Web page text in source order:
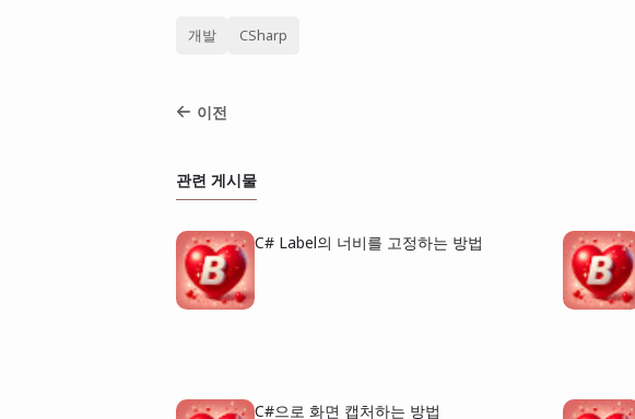
개발 CSharp
이전
관련 게시물
C# Label의 너비를 고정하는 방법
C#으로 화면 캡처하는 방법